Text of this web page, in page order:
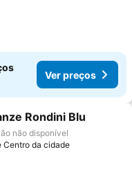
Ver preços
aos favoritos
Rondini Blu
não disponível
Centro da cidade